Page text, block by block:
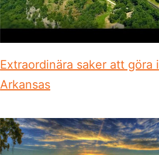
Extraordinära saker att göra i
Arkansas